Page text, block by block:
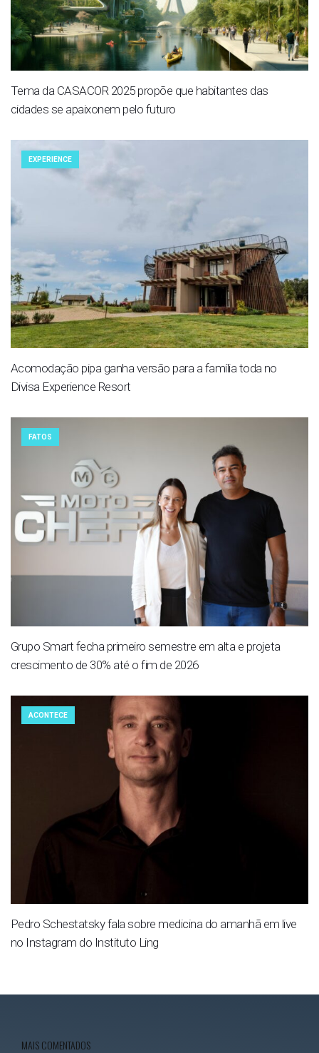
Tema da CASACOR 2025 propõe que habitantes das
cidades se apaixonem pelo futuro
EXPERIENCE
Acomodação pipa ganha versão para a família toda no
Divisa Experience Resort
FATOS
Grupo Smart fecha primeiro semestre em alta e projeta
crescimento de 30% até o fim de 2026
ACONTECE
Pedro Schestatsky fala sobre medicina do amanhã em live
no Instagram do Instituto Ling
MAIS COMENTADOS